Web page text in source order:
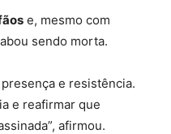
e, mesmo com
sendo morta.
e resistência.
e reafirmar que
afirmou.